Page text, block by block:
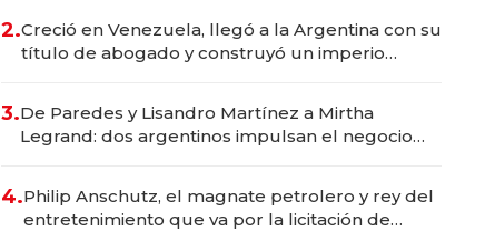
2.Creció en Venezuela, llegó a la Argentina con su
título de abogado y construyó un imperio
3.De Paredes y Lisandro Martínez a Mirtha
Legrand: dos argentinos impulsan el negocio
4.Philip Anschutz, el magnate petrolero y rey del
entretenimiento que va por la licitación de